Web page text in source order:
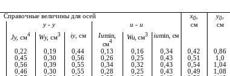
Справочные величины для осей x0 y0
у - у и - и см см
Jу, см4 Wу, см3 iу, см Iumin
см4
Wu, см3 iumin см
0,22 0,19 0,44 0,13 0,16 0,34 0,42 0,86
0,45
0,56
0,30
0,39
0,56
0,55
0,26
0,34
0,25
0,32
0,43
0,43
0,51
0,54
1,0
1,04
0,46
0,30
0,55
0,28
0,25
0,43
0,49
1,08